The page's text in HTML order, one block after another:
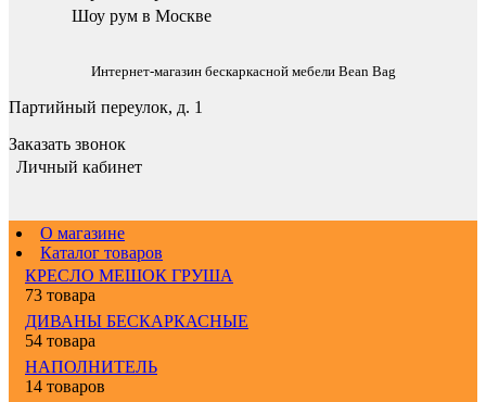
Шоу рум в Москве
Интернет-магазин бескаркасной мебели Bean Bag
Партийный переулок, д. 1
Заказать звонок
Личный кабинет
О магазине
Каталог товаров
КРЕСЛО МЕШОК ГРУША
73 товара
ДИВАНЫ БЕСКАРКАСНЫЕ
54 товара
НАПОЛНИТЕЛЬ
14 товаров